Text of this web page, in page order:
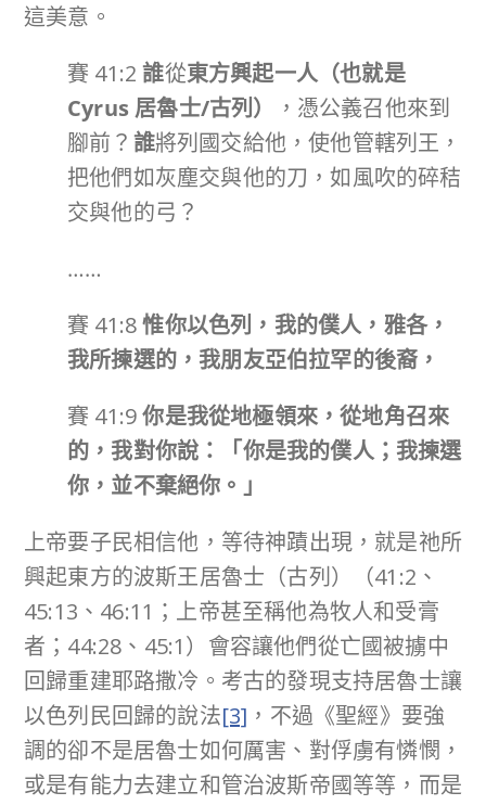
這美意。
賽 41:2誰從東方興起一人（也就是
Cyrus 居魯士/古列）
，憑公義召他來到
腳前？ 誰將列國交給他，使他管轄列王，
把他們如灰塵交與他的刀，如風吹的碎秸
交與他的弓？
……
賽 41:8惟你以色列，我的僕人，雅各，
我所揀選的，我朋友亞伯拉罕的後裔，
賽 41:9你是我從地極領來，從地角召來
的，我對你說：「你是我的僕人；我揀選
你，並不棄絕你。」
上帝要子民相信他，等待神蹟出現，就是祂所
興起東方的波斯王居魯士（古列）（41:2、
45:13、46:11；上帝甚至稱他為牧人和受膏
者；44:28、45:1）會容讓他們從亡國被擄中
回歸重建耶路撒冷。考古的發現支持居魯士讓
以色列民回歸的說法[3] ，不過《聖經》要強
調的卻不是居魯士如何厲害、對俘虜有憐憫，
或是有能力去建立和管治波斯帝國等等，而是